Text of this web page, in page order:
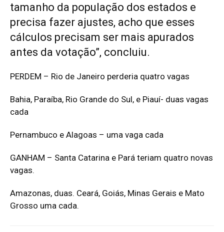
tamanho da população dos estados e
precisa fazer ajustes, acho que esses
cálculos precisam ser mais apurados
antes da votação”, concluiu.
PERDEM – Rio de Janeiro perderia quatro vagas
Bahia, Paraíba, Rio Grande do Sul, e Piauí- duas vagas
cada
Pernambuco e Alagoas – uma vaga cada
GANHAM – Santa Catarina e Pará teriam quatro novas
vagas.
Amazonas, duas. Ceará, Goiás, Minas Gerais e Mato
Grosso uma cada.